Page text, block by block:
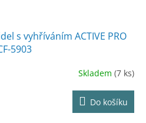
s vyhříváním ACTIVE PRO
5903
Skladem(7 ks)
Do košíku